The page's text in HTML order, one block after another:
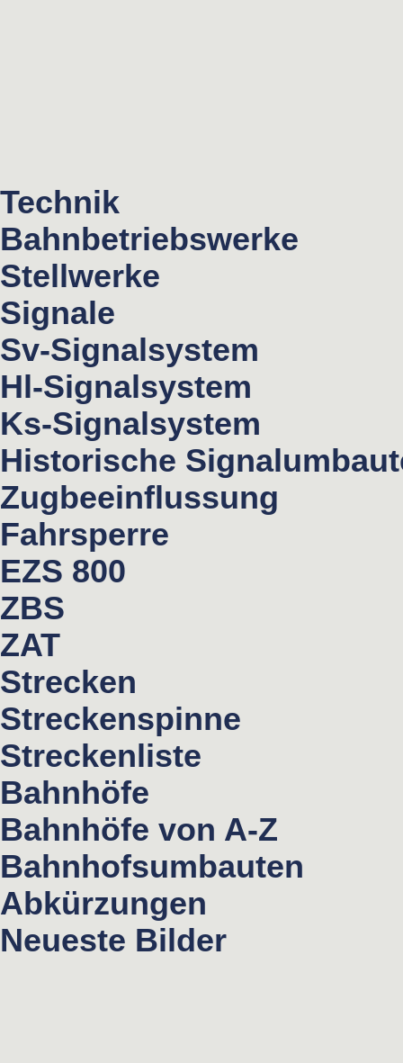
Technik
Bahnbetriebswerke
Stellwerke
Signale
Sv-Signalsystem
Hl-Signalsystem
Ks-Signalsystem
Historische
Zugbeeinflussung
Fahrsperre
EZS 800
ZBS
ZAT
Strecken
Streckenspinne
Streckenliste
Bahnhöfe
Bahnhöfe von A-Z
Bahnhofsumbauten
Abkürzungen
Neueste Bilder